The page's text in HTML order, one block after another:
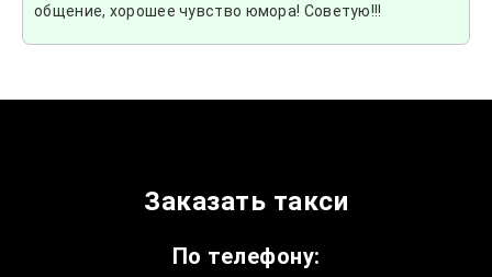
общение, хорошее чувство юмора! Советую!!!
Заказать такси
По телефону: